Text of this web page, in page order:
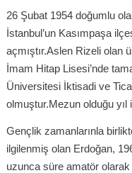
26 Şubat 1954 doğumlu
İstanbul’un Kasımpaşa
açmıştır.Aslen Rizeli olan
İmam Hitap Lisesi’nde
Üniversitesi İktisadi ve
olmuştur.Mezun olduğu yıl
Gençlik zamanlarınla
ilgilenmiş olan Erdoğan,
uzunca süre amatör olarak